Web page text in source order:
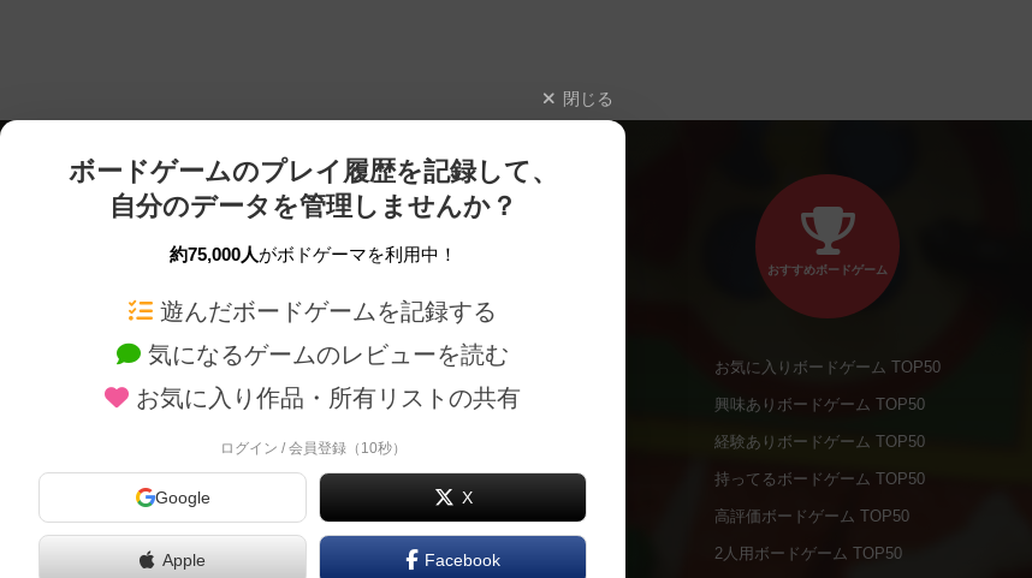
閉じる
ボードゲームのプレイ履歴を記録して、
自分のデータを管理しませんか？
約75,000人がボドゲーマを利用中！
遊んだボードゲームを記録する
気になるゲームのレビューを読む
お気に入り作品・所有リストの共有
ログイン / 会員登録（10秒）
Google X
Apple Facebook
ボードゲームを検索する
ボードゲームの新着レビュー
メカニクス特集
ボドとも・会員一覧
新作・再入荷情報
定番ボードゲームの通販商品
国産ボードゲームの通販商品
子供向けボードゲームの通販商品
20分以下のボードゲームの通販商品
おすすめボードゲーム
お気に入りボードゲーム TOP50
興味ありボードゲーム TOP50
経験ありボードゲーム TOP50
持ってるボードゲーム TOP50
高評価ボードゲーム TOP50
2人用ボードゲーム TOP50